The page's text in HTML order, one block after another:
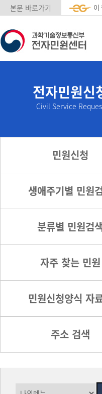
본문 바로가기 이
전자민원신
Civil Service
민원신청
생애주기별 민원
분류별 민원검
자주 찾는 민원
민원신청양식 자
주소 검색